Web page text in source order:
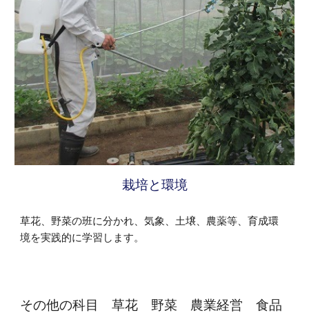
栽培と環境
草花、野菜の班に分かれ、気象、土壌、農薬等、育成環
境を実践的に学習します。
その他の科目　草花　野菜　農業経営　食品